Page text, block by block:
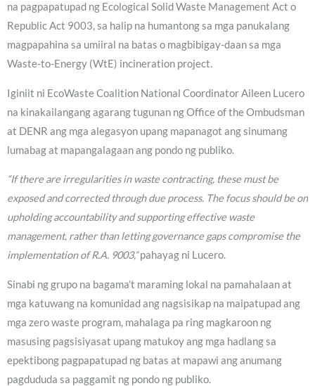
na pagpapatupad ng Ecological Solid Waste Management Act o
Republic Act 9003, sa halip na humantong sa mga panukalang
magpapahina sa umiiral na batas o magbibigay-daan sa mga
Waste-to-Energy (WtE) incineration project.
Iginiit ni EcoWaste Coalition National Coordinator Aileen Lucero
na kinakailangang agarang tugunan ng Office of the Ombudsman
at DENR ang mga alegasyon upang mapanagot ang sinumang
lumabag at mapangalagaan ang pondo ng publiko.
“If there are irregularities in waste contracting, these must be
exposed and corrected through due process. The focus should be on
upholding accountability and supporting effective waste
management, rather than letting governance gaps compromise the
implementation of R.A. 9003,”pahayag ni Lucero.
Sinabi ng grupo na bagama’t maraming lokal na pamahalaan at
mga katuwang na komunidad ang nagsisikap na maipatupad ang
mga zero waste program, mahalaga pa ring magkaroon ng
masusing pagsisiyasat upang matukoy ang mga hadlang sa
epektibong pagpapatupad ng batas at mapawi ang anumang
pagdududa sa paggamit ng pondo ng publiko.